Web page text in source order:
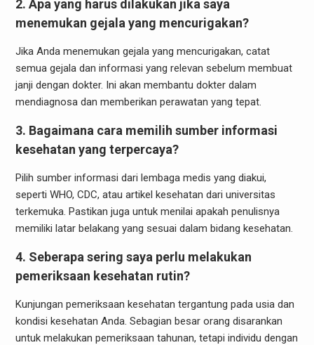
2. Apa yang harus dilakukan jika saya
menemukan gejala yang mencurigakan?
Jika Anda menemukan gejala yang mencurigakan, catat
semua gejala dan informasi yang relevan sebelum membuat
janji dengan dokter. Ini akan membantu dokter dalam
mendiagnosa dan memberikan perawatan yang tepat.
3. Bagaimana cara memilih sumber informasi
kesehatan yang terpercaya?
Pilih sumber informasi dari lembaga medis yang diakui,
seperti WHO, CDC, atau artikel kesehatan dari universitas
terkemuka. Pastikan juga untuk menilai apakah penulisnya
memiliki latar belakang yang sesuai dalam bidang kesehatan.
4. Seberapa sering saya perlu melakukan
pemeriksaan kesehatan rutin?
Kunjungan pemeriksaan kesehatan tergantung pada usia dan
kondisi kesehatan Anda. Sebagian besar orang disarankan
untuk melakukan pemeriksaan tahunan, tetapi individu dengan